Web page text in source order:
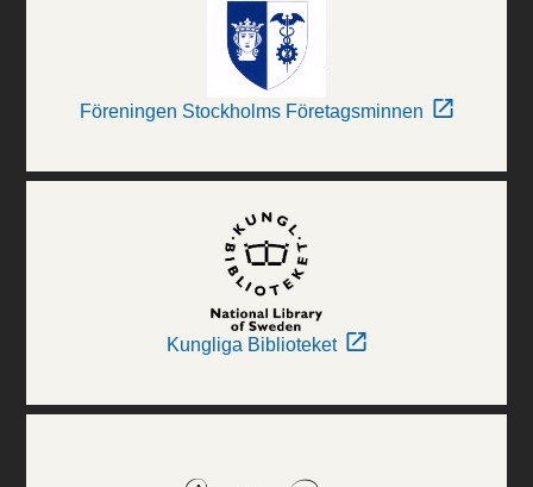
Föreningen Stockholms Företagsminnen
Kungliga Biblioteket